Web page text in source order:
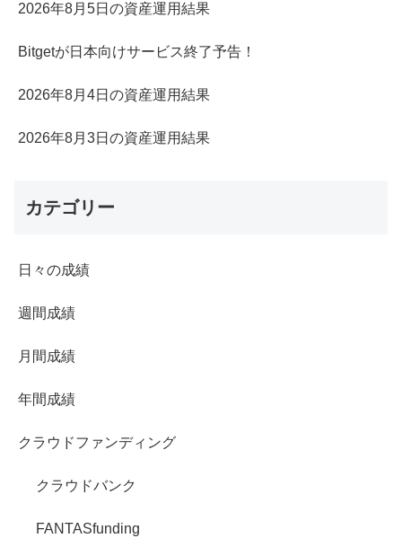
2026年8月5日の資産運用結果
Bitgetが日本向けサービス終了予告！
2026年8月4日の資産運用結果
2026年8月3日の資産運用結果
カテゴリー
日々の成績
週間成績
月間成績
年間成績
クラウドファンディング
クラウドバンク
FANTASfunding